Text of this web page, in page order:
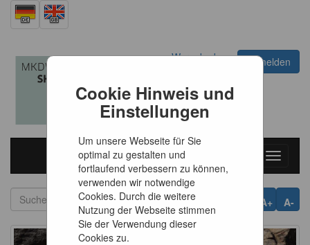
Cookie Hinweis und
Einstellungen
Um unsere Webseite für Sie
optimal zu gestalten und
fortlaufend verbessern zu können,
verwenden wir notwendige
Cookies. Durch die weitere
Nutzung der Webseite stimmen
Sie der Verwendung dieser
Cookies zu.
Warenkorb
Anmelden
Toggle
A-
A+